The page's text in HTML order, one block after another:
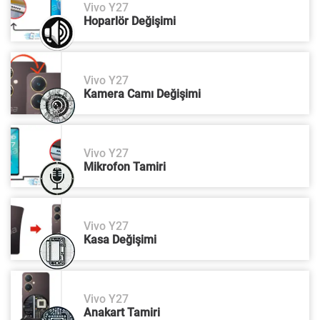
Vivo Y27
Hoparlör Değişimi
Vivo Y27
Kamera Camı Değişimi
Vivo Y27
Mikrofon Tamiri
Vivo Y27
Kasa Değişimi
Vivo Y27
Anakart Tamiri